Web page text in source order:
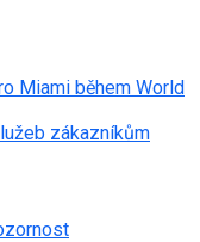
Miami během World
zákazníkům